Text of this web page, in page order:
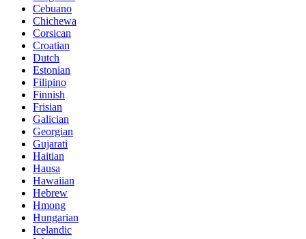
Cebuano
Chichewa
Corsican
Croatian
Dutch
Estonian
Filipino
Finnish
Frisian
Galician
Georgian
Gujarati
Haitian
Hausa
Hawaiian
Hebrew
Hmong
Hungarian
Icelandic